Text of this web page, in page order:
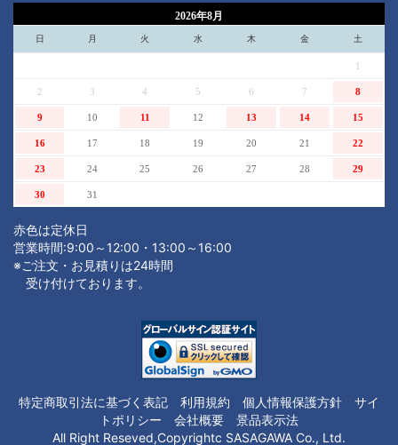
2026年8月
日 月 火 水 木 金 土
1
2 3 4 5 6 7 8
9 10 11 12 13 14 15
16 17 18 19 20 21 22
23 24 25 26 27 28 29
30 31
赤色は定休日
営業時間:9:00～12:00・13:00～16:00
※ご注文・お見積りは24時間
受け付けております。
特定商取引法に基づく表記 利用規約 個人情報保護方針
サイ
トポリシー
会社概要
景品表示法
All Right Reseved,Copyrightc SASAGAWA Co., Ltd.